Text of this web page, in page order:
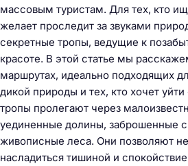
массовым туристам. Для тех, кто
желает проследит за звуками
секретные тропы, ведущие к
красоте. В этой статье мы
маршрутах, идеально подходящих
дикой природы и тех, кто хочет
тропы пролегают через
уединенные долины, заброшенные
живописные леса. Они позволяют
насладиться тишиной и